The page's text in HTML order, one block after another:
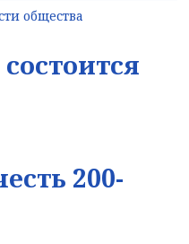
общества
200-